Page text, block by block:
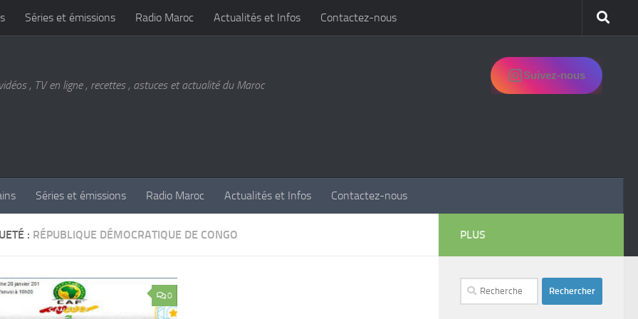
Séries et émissions Radio Maroc Actualités et Infos Contactez-nous
, TV en ligne , recettes , astuces et actualité du Maroc
Suivez-nous
Séries et émissions Radio Maroc Actualités et Infos Contactez-nous
: RÉPUBLIQUE DÉMOCRATIQUE DE CONGO
0
PLUS
Rechercher :